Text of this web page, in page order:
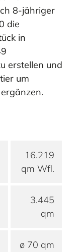
2023
8-jähriger
die
in
erstellen und
um
16.219
qm Wfl.
3.445
qm
ø 70 qm
2023